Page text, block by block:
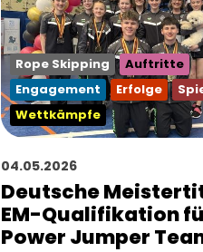
Rope Skipping
Auftritte
Engagement
Erfolge
Wettkämpfe
04.05.2026
Deutsche
EM-Qualifikation
Power Jumper